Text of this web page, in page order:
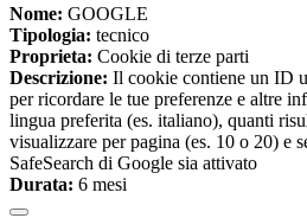
Nome: GOOGLE
Tipologia: tecnico
Proprieta: Cookie di terze parti
Descrizione: Il cookie contiene un ID
per ricordare le tue preferenze e altre
lingua preferita (es. italiano), quanti
visualizzare per pagina (es. 10 o 20) e
SafeSearch di Google sia attivato
Durata: 6 mesi